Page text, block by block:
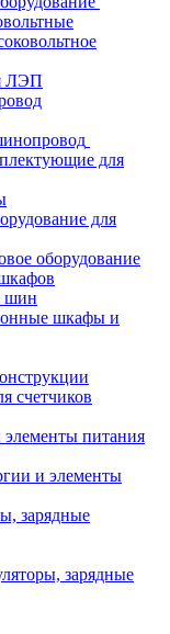
ЛЭП
для
для
оборудование
шин
шкафы и
счетчиков
элементы питания
и элементы
зарядные
зарядные